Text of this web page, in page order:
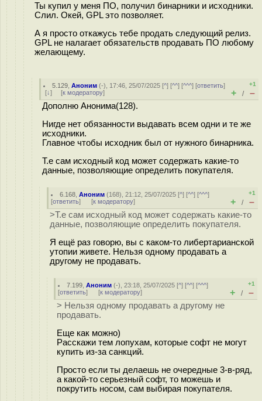
Ты купил у меня ПО, получил бинарники и исходники.
Слил. Окей, GPL это позволяет.
А я просто откажусь тебе продать следующий релиз.
GPL не налагает обязательств продавать ПО любому
желающему.
5.129 ,Аноним (-), 17:46, 25/07/2025 [^] [^^] [^^^] [ответить]
[↓] [к модератору]
+1
+ / –
Дополню Анонима(128).
Нигде нет обязанности выдавать всем одни и те же
исходники.
Главное чтобы исходник был от нужного бинарника.
Т.е сам исходный код может содержать какие-то
данные, позволяющие определить покупателя.
6.168 ,Аноним (168), 21:12, 25/07/2025 [^] [^^] [^^^]
[ответить] [к модератору]
+1
+ / –
>Т.е сам исходный код может содержать какие-то
данные, позволяющие определить покупателя.
Я ещё раз говорю, вы с каком-то либертарианской
утопии живете. Нельзя одному продавать а
другому не продавать.
7.199 ,Аноним (-), 23:18, 25/07/2025 [^] [^^] [^^^]
[ответить] [к модератору]
+1
+ / –
> Нельзя одному продавать а другому не
продавать.
Еще как можно)
Расскажи тем лопухам, которые софт не могут
купить из-за санкций.
Просто если ты делаешь не очередные 3-в-ряд,
а какой-то серьезный софт, то можешь и
покрутить носом, сам выбирая покупателя.